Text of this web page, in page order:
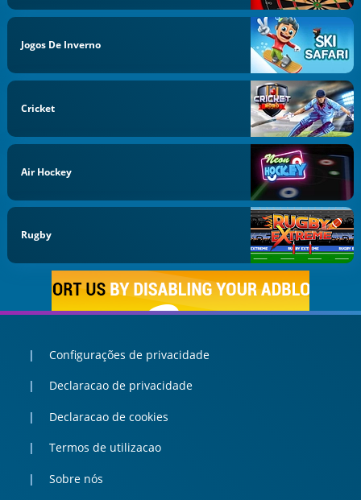
Jogos De Inverno
Cricket
Air Hockey
Rugby
Configurações de privacidade
Declaracao de privacidade
Declaracao de cookies
Termos de utilizacao
Sobre nós